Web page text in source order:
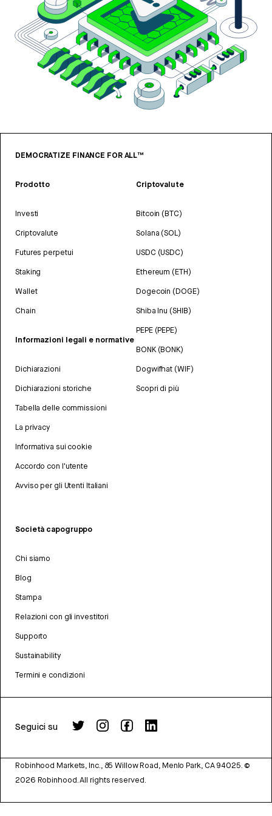
DEMOCRATIZE FINANCE FOR ALL™
Prodotto
Investi
Criptovalute
Futures perpetui
Staking
Wallet
Chain
Informazioni legali e normative
Dichiarazioni
Dichiarazioni storiche
Tabella delle commissioni
La privacy
Informativa sui cookie
Accordo con l'utente
Avviso per gli Utenti Italiani
Criptovalute
Bitcoin (BTC)
Solana (SOL)
USDC (USDC)
Ethereum (ETH)
Dogecoin (DOGE)
Shiba Inu (SHIB)
PEPE (PEPE)
BONK (BONK)
Dogwifhat (WIF)
Scopri di più
Società capogruppo
Chi siamo
Blog
Stampa
Relazioni con gli investitori
Supporto
Sustainability
Termini e condizioni
Seguici su
Robinhood Markets, Inc., 85 Willow Road, Menlo Park, CA 94025. ©
2026 Robinhood. All rights reserved.